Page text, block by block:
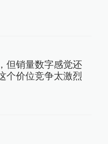
但销量数字感觉还
个价位竞争太激烈